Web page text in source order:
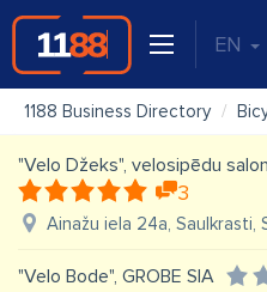
EN
1188 Business Directory
"Velo Džeks", velosipēdu
3
Ainažu iela 24a, Saulkrasti,
"Velo Bode", GROBE SIA